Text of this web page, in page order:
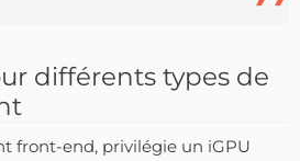
différents types de
front-end, privilégie un iGPU